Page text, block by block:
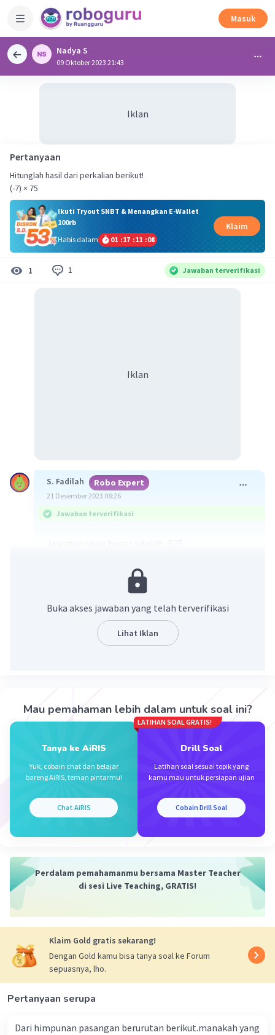
Masuk
Nadya S
09 Oktober 2023 21:43
Iklan
Pertanyaan
Hitunglah hasil dari perkalian berikut!
(-7) × 75
Ikuti Tryout SNBT & Menangkan E-Wallet
100rb
Habis dalam
01 :17 :11 :08
Klaim
1 1 Jawaban terverifikasi
Iklan
S. Fadilah Robo Expert
21 Desember 2023 08:26
Jawaban terverifikasi
(-7) x 75 = - (7 x 75)
Beri Rating·0.0 (0 ) Balas
Buka akses jawaban yang telah terverifikasi
Lihat Iklan
Mau pemahaman lebih dalam untuk soal ini?
Tanya ke AiRIS
Yuk, cobain chat dan belajar
bareng AiRIS, teman pintarmu!
Chat AiRIS
LATIHAN SOAL GRATIS!
Drill Soal
Latihan soal sesuai topik yang
kamu mau untuk persiapan ujian
Cobain Drill Soal
Perdalam pemahamanmu bersama Master Teacher
di sesi Live Teaching, GRATIS!
Klaim Gold gratis sekarang!
Dengan Gold kamu bisa tanya soal ke Forum
sepuasnya, lho.
Pertanyaan serupa
Dari himpunan pasangan berurutan berikut.manakah yang